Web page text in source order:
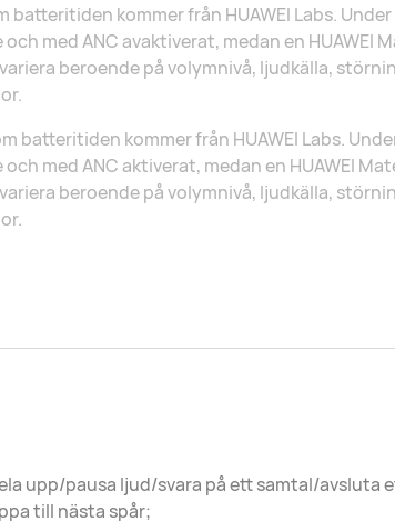
batteritiden kommer från HUAWEI Labs.
med ANC avaktiverat, medan en HUAWEI
beroende på volymnivå, ljudkälla,
batteritiden kommer från HUAWEI Labs.
med ANC aktiverat, medan en HUAWEI
beroende på volymnivå, ljudkälla,
upp/pausa ljud/svara på ett samtal/avsluta
till nästa spår;